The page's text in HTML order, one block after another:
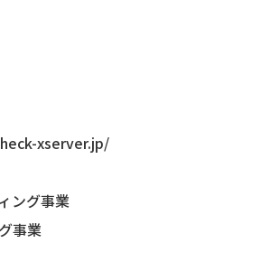
xserver.jp/
ング事業
事業